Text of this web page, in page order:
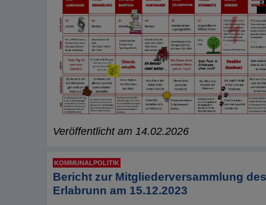
Veröffentlicht am 14.02.2026
KOMMUNALPOLITIK
Bericht zur Mitgliederversammlung
Erlabrunn am 15.12.2023